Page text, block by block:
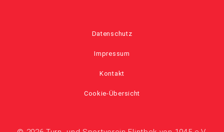
Datenschutz
Impressum
Kontakt
Cookie-Übersicht